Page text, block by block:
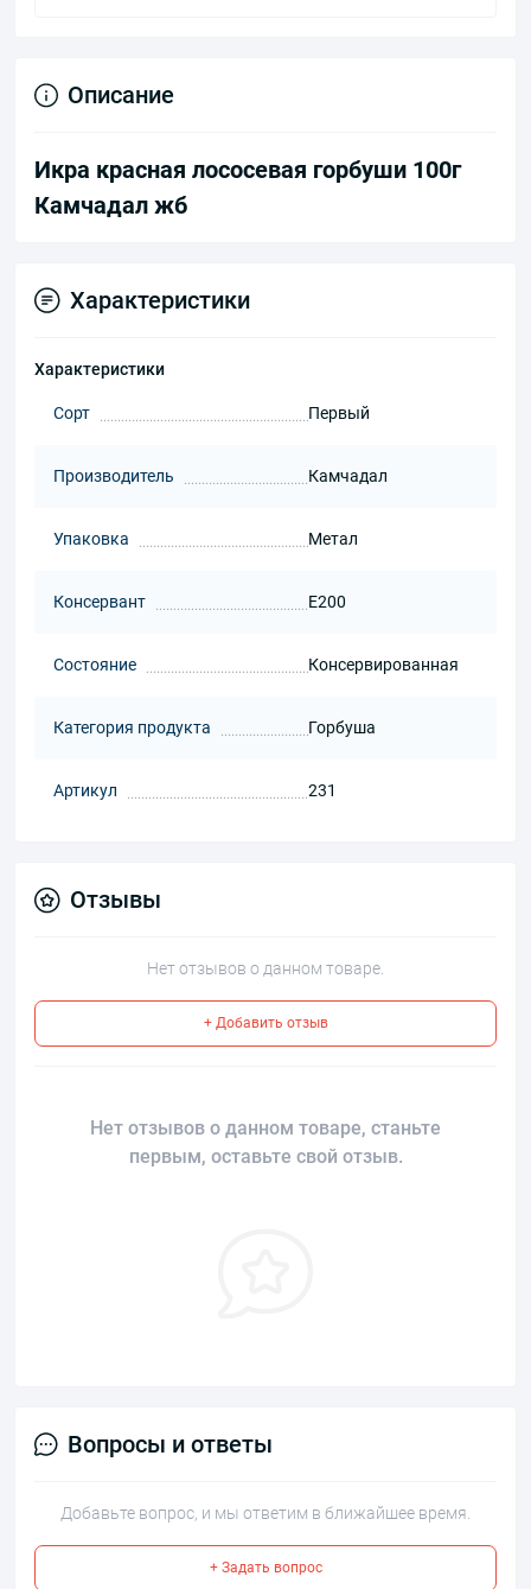
Описание
Икра красная лососевая горбуши 100г
Камчадал жб
Характеристики
Характеристики
Сорт Первый
Производитель Камчадал
Упаковка Метал
Консервант Е200
Состояние Консервированная
Категория продукта Горбуша
Артикул 231
Отзывы
Нет отзывов о данном товаре.
+ Добавить отзыв
Нет отзывов о данном товаре, станьте
первым, оставьте свой отзыв.
Вопросы и ответы
Добавьте вопрос, и мы ответим в ближайшее время.
+ Задать вопрос